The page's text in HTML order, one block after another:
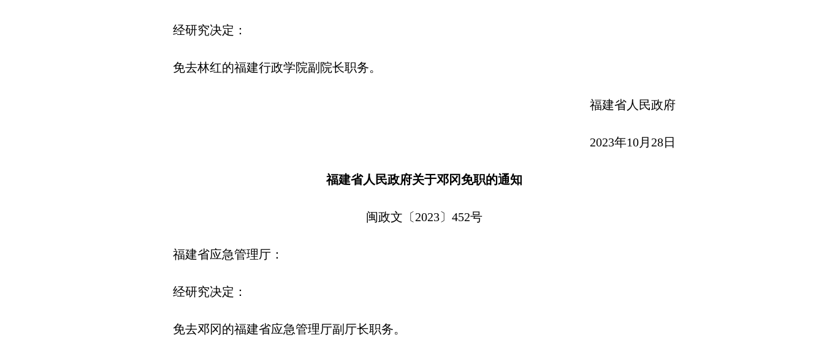
经研究决定：
免去林红的福建行政学院副院长职务。
福建省人民政府
2023年10月28日
福建省人民政府关于邓冈免职的通知
闽政文〔2023〕452号
福建省应急管理厅：
经研究决定：
免去邓冈的福建省应急管理厅副厅长职务。